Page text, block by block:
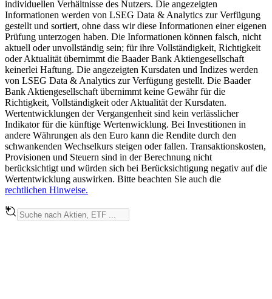
individuellen Verhältnisse des Nutzers. Die angezeigten
Informationen werden von LSEG Data & Analytics zur Verfügung
gestellt und sortiert, ohne dass wir diese Informationen einer eigenen
Prüfung unterzogen haben. Die Informationen können falsch, nicht
aktuell oder unvollständig sein; für ihre Vollständigkeit, Richtigkeit
oder Aktualität übernimmt die Baader Bank Aktiengesellschaft
keinerlei Haftung. Die angezeigten Kursdaten und Indizes werden
von LSEG Data & Analytics zur Verfügung gestellt. Die Baader
Bank Aktiengesellschaft übernimmt keine Gewähr für die
Richtigkeit, Vollständigkeit oder Aktualität der Kursdaten.
Wertentwicklungen der Vergangenheit sind kein verlässlicher
Indikator für die künftige Wertenwicklung. Bei Investitionen in
andere Währungen als den Euro kann die Rendite durch den
schwankenden Wechselkurs steigen oder fallen. Transaktionskosten,
Provisionen und Steuern sind in der Berechnung nicht
berücksichtigt und würden sich bei Berücksichtigung negativ auf die
Wertentwicklung auswirken. Bitte beachten Sie auch die
rechtlichen Hinweise.